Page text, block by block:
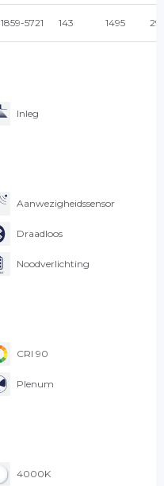
1859-5721 143 1495
Inleg
Aanwezigheidssensor
Draadloos
Noodverlichting
CRI 90
Plenum
4000K